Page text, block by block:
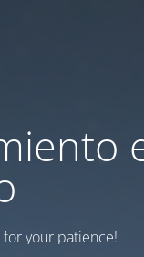
for your patience!